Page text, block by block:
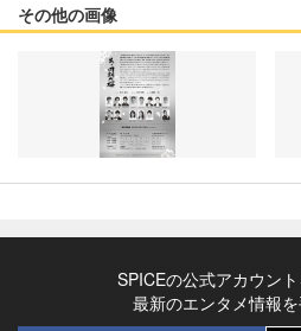
その他の画像
SPICEの公式アカウン
最新のエンタメ情報